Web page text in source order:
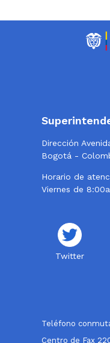
Dirección
Bogotá -
Horario de
Viernes de
Twitter
Teléfono
Centro de Fax